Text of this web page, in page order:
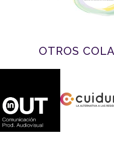
OTROS